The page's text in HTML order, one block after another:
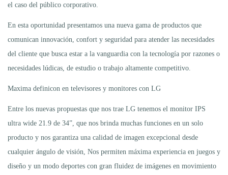
el caso del público corporativo.
En esta oportunidad presentamos una nueva gama de productos que
comunican innovación, confort y seguridad para atender las necesidades
del cliente que busca estar a la vanguardia con la tecnología por razones o
necesidades lúdicas, de estudio o trabajo altamente competitivo.
Maxima definicon en televisores y monitores con LG
Entre los nuevas propuestas que nos trae LG tenemos el monitor IPS
ultra wide 21.9 de 34”, que nos brinda muchas funciones en un solo
producto y nos garantiza una calidad de imagen excepcional desde
cualquier ángulo de visión, Nos permiten máxima experiencia en juegos y
diseño y un modo deportes con gran fluidez de imágenes en movimiento